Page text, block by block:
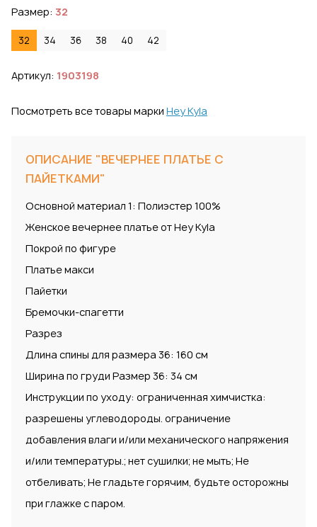
Размер: 32
32 34 36 38 40 42
Артикул: 1903198
Посмотреть все товары марки Hey Kyla
ОПИСАНИЕ "ВЕЧЕРНЕЕ ПЛАТЬЕ С
ПАЙЕТКАМИ"
Основной материал 1: Полиэстер 100%
Женское вечернее платье от Hey Kyla
Покрой по фигуре
Платье макси
Пайетки
Бремочки-спагетти
Разрез
Длина спины для размера 36: 160 см
Ширина по груди Размер 36: 34 см
Инструкции по уходу: ограниченная химчистка:
разрешены углеводороды. ограничение
добавления влаги и/или механического напряжения
и/или температуры.; нет сушилки; не мыть; Не
отбеливать; Не гладьте горячим, будьте осторожны
при глажке с паром.